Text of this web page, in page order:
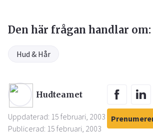
Den här frågan handlar om:
Hud & Hår
Hudteamet
Uppdaterad: 15 februari, 2003
Publicerad: 15 februari, 2003